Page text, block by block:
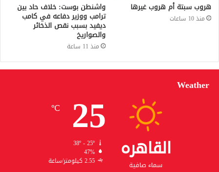
هروب سبتة أم هروب غيرها
منذ 10 ساعات
واشنطن بوست: خلاف حاد بين
ترامب ووزير دفاعه في كامب
ديفيد بسبب نقص الذخائر
والصواريخ
منذ 11 ساعة
Weather
القاهره
سماء صافية
25
℃
38º - 25º
47%
2.55 كيلومتر/ساعة